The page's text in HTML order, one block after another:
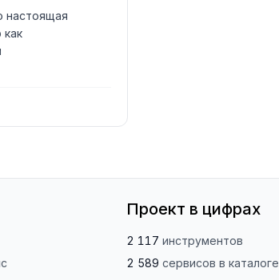
настоящая
Проект в цифрах
2 117 инструментов
2 589 сервисов в каталоге